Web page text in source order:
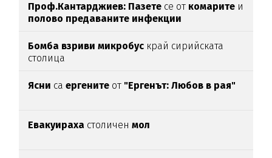
Проф.Кантарджиев: Пазете се от комарите и
полово предаваните инфекции
Бомба взриви микробус край сирийската
столица
Ясни са ергените от "Ергенът: Любов в рая"
Евакуираха столиченмол